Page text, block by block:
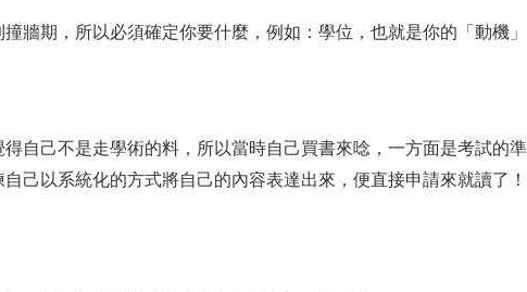
期，所以必須確定你要什麼，例如：學位，也就是你的「動機」
己不是走學術的料，所以當時自己買書來唸，一方面是考試的準
己以系統化的方式將自己的內容表達出來，便直接申請來就讀了！